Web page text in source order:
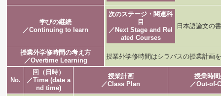
学びの継続
／Continuing to learn
次のステージ・関連科
目
／Next Stage and Rel
ated Courses
日本語論文の
授業外学修時間の考え方
／Overtime Learning
授業外学修時間はシラバスの授業計画
No.
回（日時）
／Time (date a
nd time)
授業計画
／Class Plan
授業時
／Out-of-